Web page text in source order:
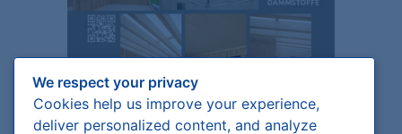
We respect your privacy
Cookies help us improve your experience,
deliver personalized content, and analyze